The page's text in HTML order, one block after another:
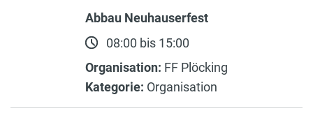
Abbau Neuhauserfest
08:00 bis 15:00
Organisation: FF Plöcking
Kategorie: Organisation